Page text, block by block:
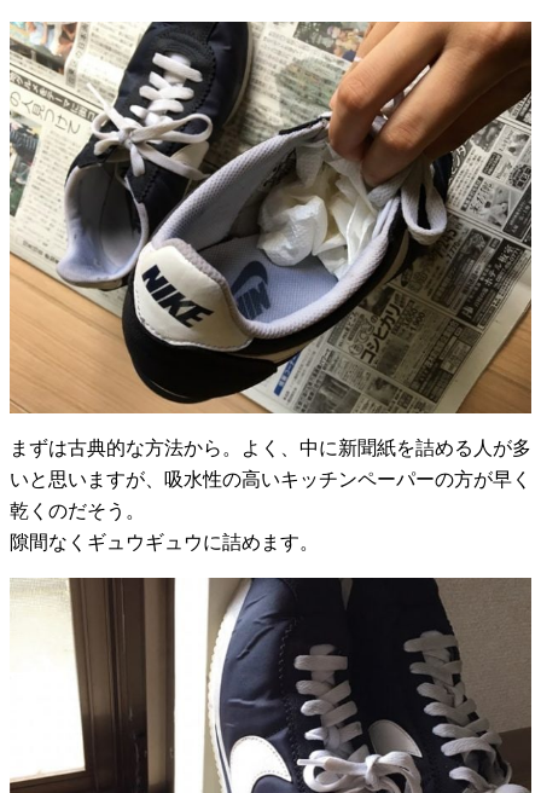
まずは古典的な方法から。よく、中に新聞紙を詰める人が多
いと思いますが、吸水性の高いキッチンペーパーの方が早く
乾くのだそう。
隙間なくギュウギュウに詰めます。